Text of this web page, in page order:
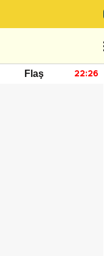
Flaş 22:26